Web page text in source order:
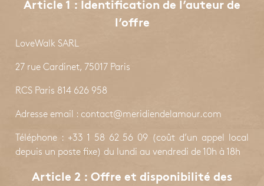
Article 1 : Identification de l’auteur de
l’offre
LoveWalk SARL
27 rue Cardinet, 75017 Paris
RCS Paris 814 626 958
Adresse email : contact@meridiendelamour.com
Téléphone : +33 1 58 62 56 09 (coût d’un appel local
depuis un poste fixe) du lundi au vendredi de 10h à 18h
Article 2 : Offre et disponibilité des